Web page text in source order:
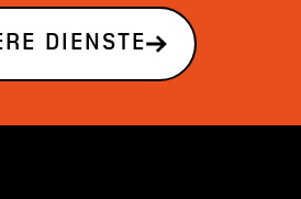
DIENSTE